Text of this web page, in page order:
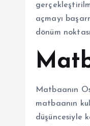
açmayı
dönüm
Matbaanın
matbaanın
düşüncesiyle